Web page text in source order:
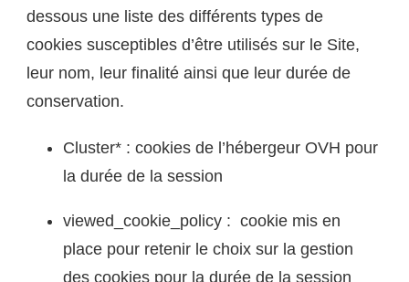
dessous une liste des différents types de
cookies susceptibles d’être utilisés sur le Site,
leur nom, leur finalité ainsi que leur durée de
conservation.
Cluster* : cookies de l’hébergeur OVH pour
la durée de la session
viewed_cookie_policy : cookie mis en
place pour retenir le choix sur la gestion
des cookies pour la durée de la session